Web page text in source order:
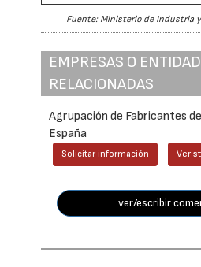
Fuente: Ministerio de Industria
EMPRESAS O
RELACIONADAS
Agrupación de Fabricantes
España
Solicitar información Ver
ver/escribir